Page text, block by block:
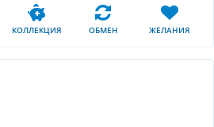
КОЛЛЕКЦИЯ ОБМЕН ЖЕЛАНИЯ